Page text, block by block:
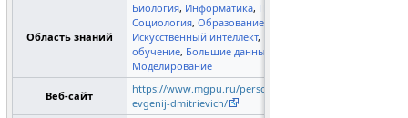
Область знаний
Биология, Информатика, Педагогика
Социология,Образование
Искусственный интеллект,
обучение, Большие данные
Моделирование
Веб-сайт
https://www.mgpu.ru/personal/patarakin-
evgenij-dmitrievich/